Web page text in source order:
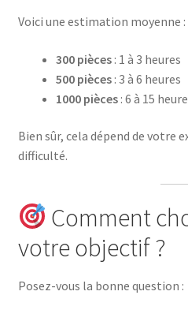
Voici une estimation moyenne :
300 pièces: 1 à 3 heures
500 pièces: 3 à 6 heures
1000 pièces: 6 à 15
Bien sûr, cela dépend de votre
difficulté.
Comment
votre objectif ?
Posez-vous la bonne question :